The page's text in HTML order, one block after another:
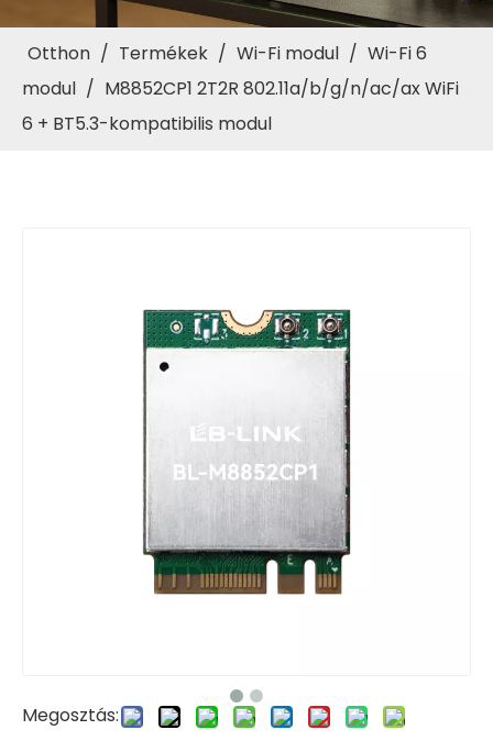
Otthon / Termékek / Wi-Fi modul / Wi-Fi 6
modul / M8852CP1 2T2R 802.11a/b/g/n/ac/ax WiFi
6 + BT5.3-kompatibilis modul
Megosztás: